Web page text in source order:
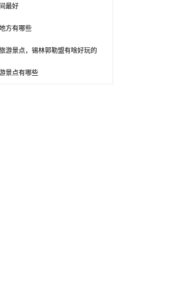
最好
方有哪些
游景点，锡林郭勒盟有啥好玩的
景点有哪些